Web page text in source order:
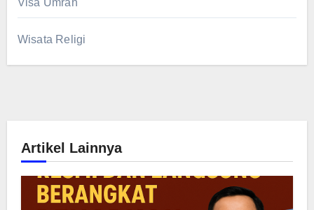
Wisata Religi
Artikel Lainnya